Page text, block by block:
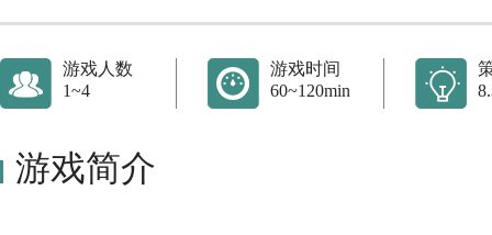
游戏人数
1~4
游戏时间
60~120min
游戏简介